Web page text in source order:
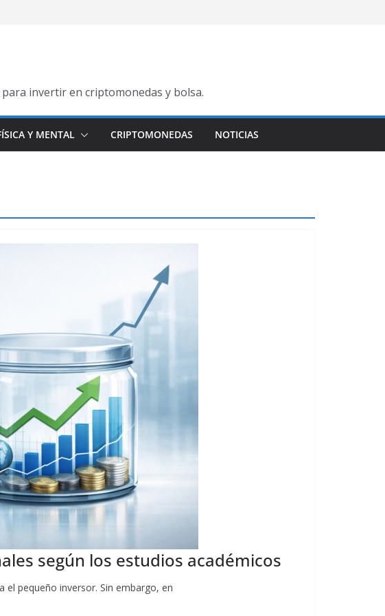
invertir en criptomonedas y bolsa.
Y MENTAL CRIPTOMONEDAS NOTICIAS
según los estudios académicos
pequeño inversor. Sin embargo, en